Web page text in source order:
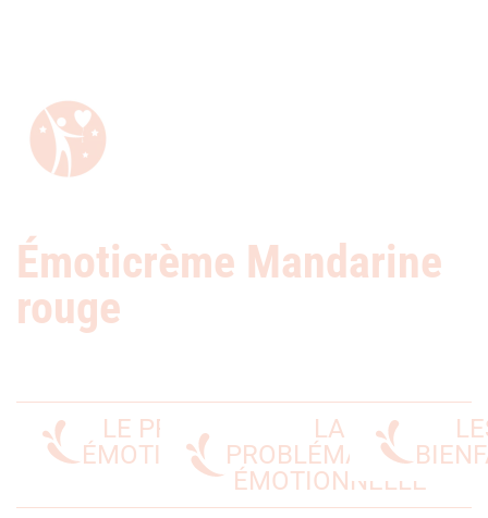
Émoticrème Mandarine
rouge
LE PROFIL
ÉMOTIONNEL
LA
PROBLÉMATIQUE
ÉMOTIONNELLE